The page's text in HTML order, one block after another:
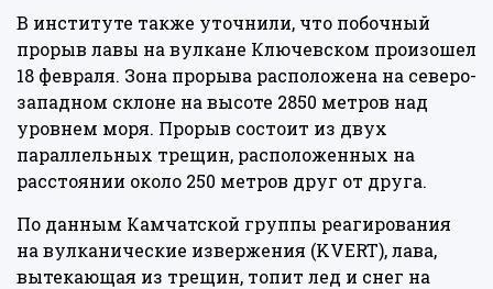
В институте также уточнили, что побочный
прорыв лавы на вулкане Ключевском произошел
18 февраля. Зона прорыва расположена на северо-
западном склоне на высоте 2850 метров над
уровнем моря. Прорыв состоит из двух
параллельных трещин, расположенных на
расстоянии около 250 метров друг от друга.
По данным Камчатской группы реагирования
на вулканические извержения (KVERT), лава,
вытекающая из трещин, топит лед и снег на